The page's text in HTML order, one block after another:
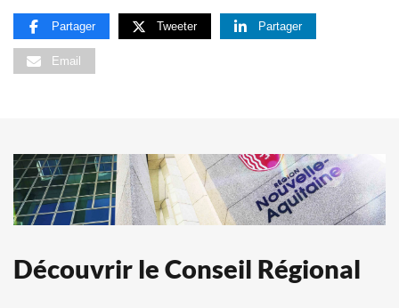
Partager Tweeter Partager
Email
Découvrir le Conseil Régional